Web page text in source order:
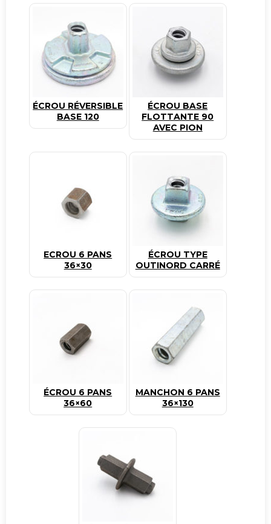
ÉCROU RÉVERSIBLE
BASE 120
ÉCROU BASE
FLOTTANTE 90
AVEC PION
ECROU 6 PANS
36×30
ÉCROU TYPE
OUTINORD CARRÉ
ÉCROU 6 PANS
36×60
MANCHON 6 PANS
36×130